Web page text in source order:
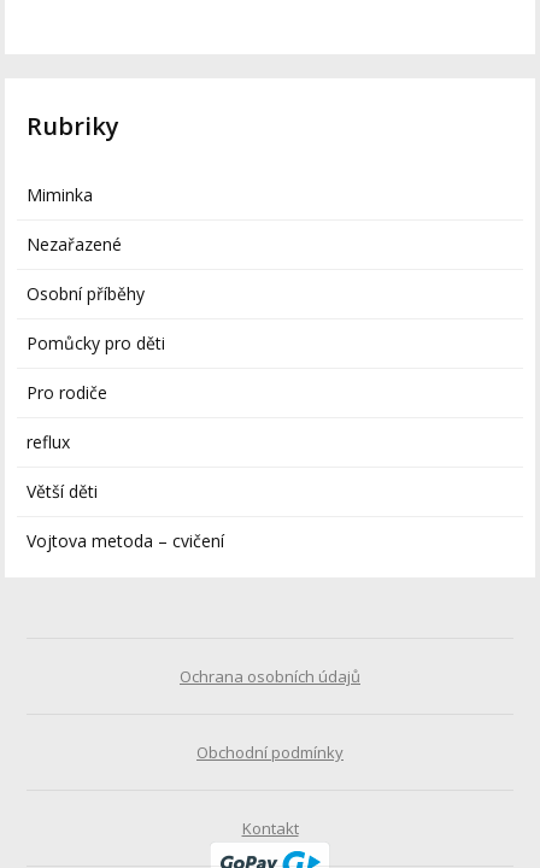
Rubriky
Miminka
Nezařazené
Osobní příběhy
Pomůcky pro děti
Pro rodiče
reflux
Větší děti
Vojtova metoda – cvičení
Ochrana osobních údajů
Obchodní podmínky
Kontakt